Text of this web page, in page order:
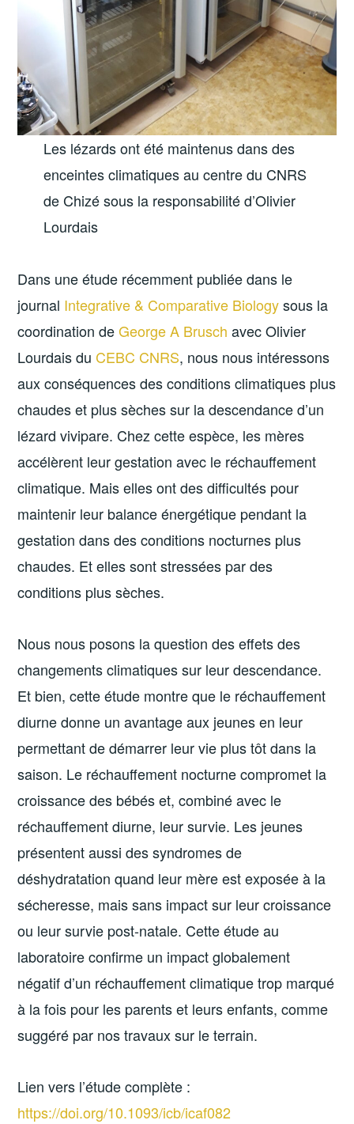
Les lézards ont été maintenus dans des
enceintes climatiques au centre du CNRS
de Chizé sous la responsabilité d’Olivier
Lourdais
Dans une étude récemment publiée dans le
journal Integrative & Comparative Biologysous la
coordination deGeorge A Brusch avec Olivier
Lourdais du CEBC CNRS, nous nous intéressons
aux conséquences des conditions climatiques plus
chaudes et plus sèches sur la descendance d’un
lézard vivipare. Chez cette espèce, les mères
accélèrent leur gestation avec le réchauffement
climatique. Mais elles ont des difficultés pour
maintenir leur balance énergétique pendant la
gestation dans des conditions nocturnes plus
chaudes. Et elles sont stressées par des
conditions plus sèches.
Nous nous posons la question des effets des
changements climatiques sur leur descendance.
Et bien, cette étude montre que le réchauffement
diurne donne un avantage aux jeunes en leur
permettant de démarrer leur vie plus tôt dans la
saison. Le réchauffement nocturne compromet la
croissance des bébés et, combiné avec le
réchauffement diurne, leur survie. Les jeunes
présentent aussi des syndromes de
déshydratation quand leur mère est exposée à la
sécheresse, mais sans impact sur leur croissance
ou leur survie post-natale. Cette étude au
laboratoire confirme un impact globalement
négatif d’un réchauffement climatique trop marqué
à la fois pour les parents et leurs enfants, comme
suggéré par nos travaux sur le terrain.
Lien vers l’étude complète :
https://doi.org/10.1093/icb/icaf082